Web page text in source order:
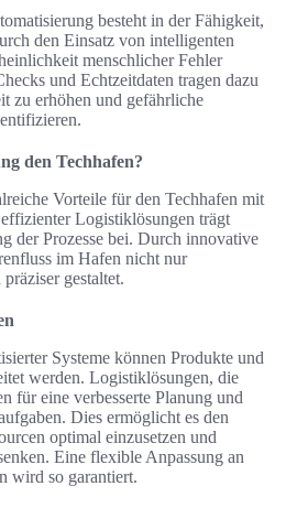
besteht in der Fähigkeit,
den Einsatz von intelligenten
menschlicher Fehler
und Echtzeitdaten tragen dazu
zu erhöhen und gefährliche
den Techhafen?
Vorteile für den Techhafen mit
Logistiklösungen trägt
der Prozesse bei. Durch innovative
im Hafen nicht nur
gestaltet.
Systeme können Produkte und
werden. Logistiklösungen, die
für eine verbesserte Planung und
Dies ermöglicht es den
optimal einzusetzen und
Eine flexible Anpassung an
wird so garantiert.